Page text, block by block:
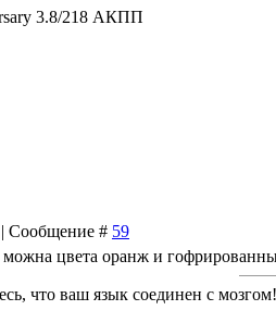
3.8/218 АКПП
| Сообщение # 59
цвета оранж и
что ваш язык соединен с